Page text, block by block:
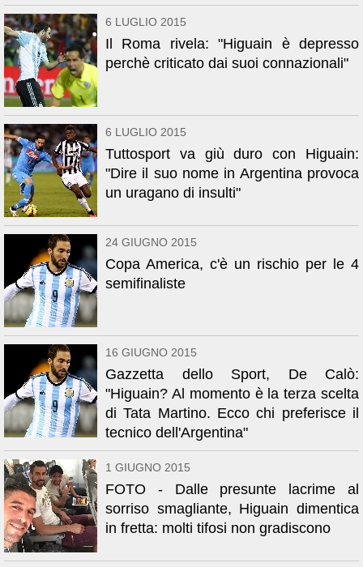
6 LUGLIO 2015
Il Roma rivela: "Higuain è depresso
perchè criticato dai suoi connazionali"
6 LUGLIO 2015
Tuttosport va giù duro con Higuain:
"Dire il suo nome in Argentina provoca
un uragano di insulti"
24 GIUGNO 2015
Copa America, c'è un rischio per le 4
semifinaliste
16 GIUGNO 2015
Gazzetta dello Sport, De Calò:
"Higuain? Al momento è la terza scelta
di Tata Martino. Ecco chi preferisce il
tecnico dell'Argentina"
1 GIUGNO 2015
FOTO - Dalle presunte lacrime al
sorriso smagliante, Higuain dimentica
in fretta: molti tifosi non gradiscono